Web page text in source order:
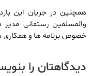
همچنین در جریان این
والمسلمین رستمانی
خصوص برنامه ها و
دیدگاهتان را